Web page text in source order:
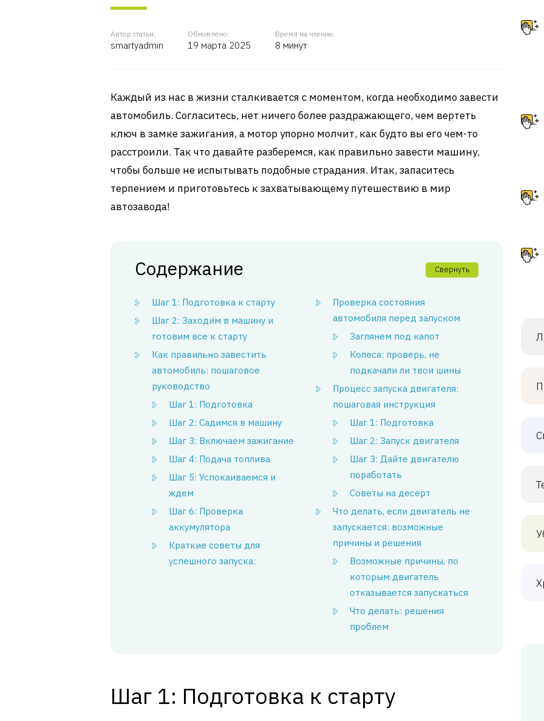
Автор статьи:
smartyadmin
Обновлено:
19 марта 2025
Время на чтение:
8 минут
Каждый из нас в жизни сталкивается с моментом, когда необходимо завести
автомобиль. Согласитесь, нет ничего более раздражающего, чем вертеть
ключ в замке зажигания, а мотор упорно молчит, как будто вы его чем-то
расстроили. Так что давайте разберемся, как правильно завести машину,
чтобы больше не испытывать подобные страдания. Итак, запаситесь
терпением и приготовьтесь к захватывающему путешествию в мир
автозавода!
Содержание Свернуть
Шаг 1: Подготовка к старту
Шаг 2: Заходим в машину и
готовим все к старту
Как правильно завестить
автомобиль: пошаговое
руководство
Шаг 1: Подготовка
Шаг 2: Садимся в машину
Шаг 3: Включаем зажигание
Шаг 4: Подача топлива
Шаг 5: Успокаиваемся и
ждем
Шаг 6: Проверка
аккумулятора
Краткие советы для
успешного запуска:
Проверка состояния
автомобиля перед запуском
Заглянем под капот
Колеса: проверь, не
подкачали ли твои шины
Процесс запуска двигателя:
пошаговая инструкция
Шаг 1: Подготовка
Шаг 2: Запуск двигателя
Шаг 3: Дайте двигателю
поработать
Советы на десерт
Что делать, если двигатель не
запускается: возможные
причины и решения
Возможные причины, по
которым двигатель
отказывается запускаться
Что делать: решения
проблем
Шаг 1: Подготовка к старту